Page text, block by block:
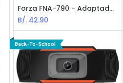
Forza FNA-790 - Adaptador Universal / 7 Conectores / 110-220 / 90W / Negro
B/. 42.90
Back-To-School